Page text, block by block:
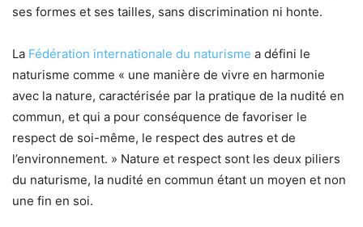
ses formes et ses tailles, sans discrimination ni honte.
La Fédération internationale du naturisme a défini le
naturisme comme « une manière de vivre en harmonie
avec la nature, caractérisée par la pratique de la nudité en
commun, et qui a pour conséquence de favoriser le
respect de soi-même, le respect des autres et de
l’environnement. » Nature et respect sont les deux piliers
du naturisme, la nudité en commun étant un moyen et non
une fin en soi.